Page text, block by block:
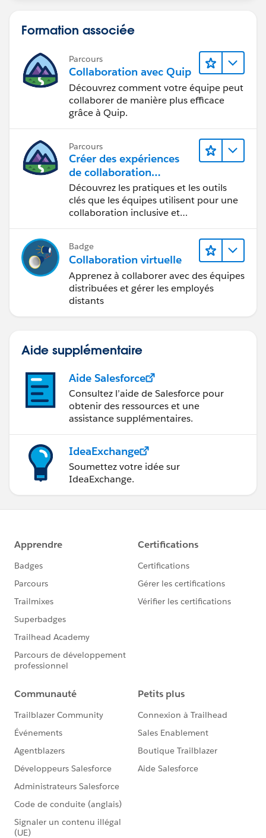
Formation associée
Parcours
Collaboration avec Quip
Découvrez comment votre équipe peut
collaborer de manière plus efficace
grâce à Quip.
Parcours
Créer des expériences
de collaboration
inclusives lors du
processus de conception
Découvrez les pratiques et les outils
clés que les équipes utilisent pour une
collaboration inclusive et
interdisciplinaire.
Badge
Collaboration virtuelle
Apprenez à collaborer avec des équipes
distribuées et gérer les employés
distants
Aide supplémentaire
Aide Salesforce
Consultez l’aide de Salesforce pour
obtenir des ressources et une
assistance supplémentaires.
IdeaExchange
Soumettez votre idée sur
IdeaExchange.